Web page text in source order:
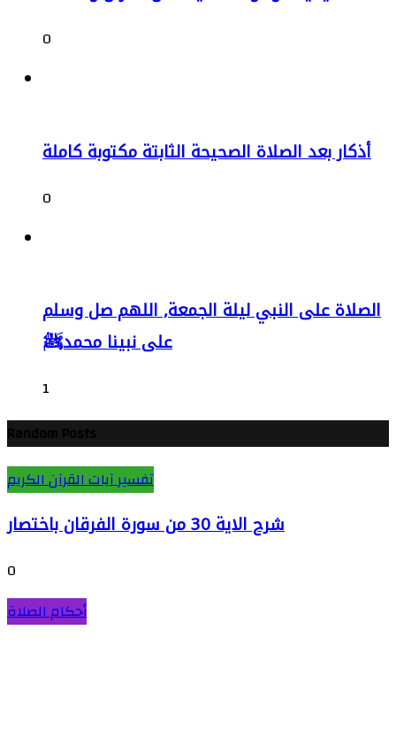
0
أذكار بعد الصلاة الصحيحة الثابتة مكتوبة كاملة
0
الصلاة على النبي ليلة الجمعة, اللهم صل وسلم
على نبينا محمدﷺ
1
تفسير آيات القرآن الكريم
شرح الاية 30 من سورة الفرقان باختصار
0
أحكام الصلاة